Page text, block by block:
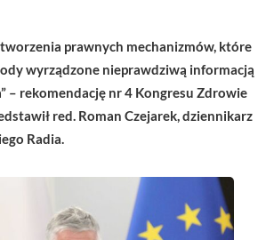
prawnych mechanizmów, które
wyrządzone nieprawdziwą informacją
– rekomendację nr 4 Kongresu Zdrowie
red. Roman Czejarek, dziennikarz
Radia.